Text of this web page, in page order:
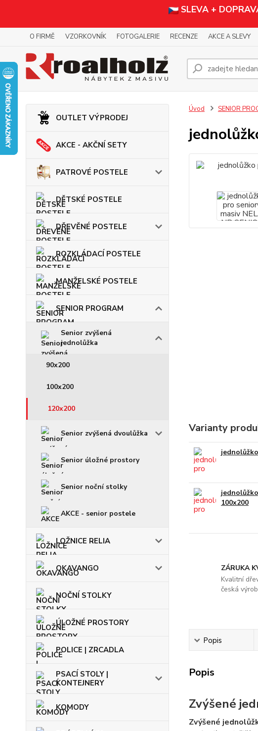
SLEVA +
O FIRMĚ VZORKOVNÍK FOTOGALERIE RECENZE AKCE A SLEVY
OUTLET VÝPRODEJ
AKCE - AKČNÍ SETY
PATROVÉ POSTELE
DĚTSKÉ POSTELE
DŘEVĚNÉ POSTELE
ROZKLÁDACÍ POSTELE
MANŽELSKÉ POSTELE
SENIOR PROGRAM
Senior zvýšená
jednolůžka
90x200
100x200
120x200
Senior zvýšená dvoulůžka
Senior úložné prostory
Senior noční stolky
AKCE - senior postele
LOŽNICE RELIA
OKAVANGO
NOČNÍ STOLKY
ÚLOŽNÉ PROSTORY
POLICE | ZRCADLA
PSACÍ STOLY |
KONTEJNERY
KOMODY
Úvod SENIOR
Varianty
100x200
ZÁRUKA
Kvalitní
česká
Popis
Popis
Zvýšené
Zvýšené